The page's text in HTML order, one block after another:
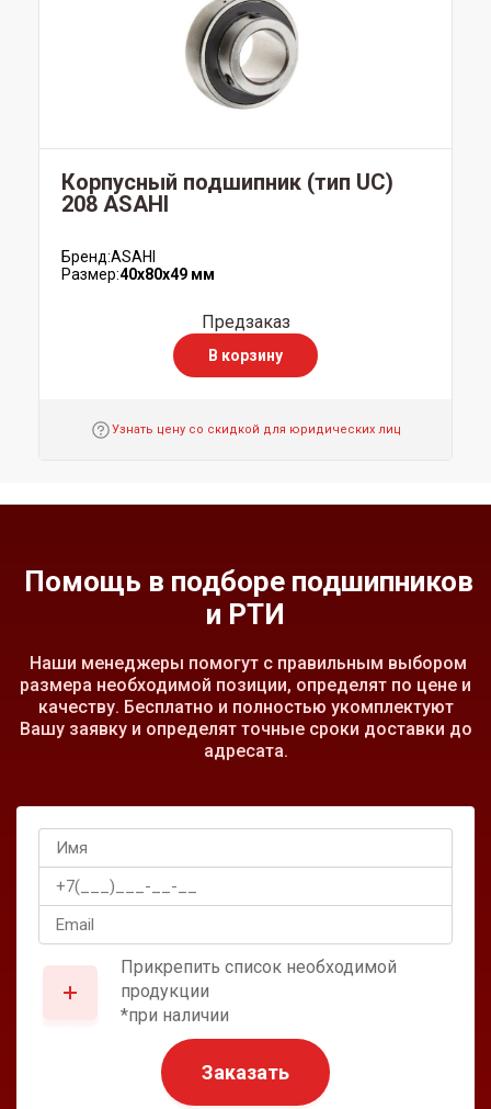
Корпусный подшипник (тип UC)
208 ASAHI
Бренд:ASAHI
Размер:40x80x49 мм
Предзаказ
В корзину
Узнать цену со скидкой для юридических лиц
Помощь в подборе подшипников
и РТИ
Наши менеджеры помогут с правильным выбором
размера необходимой позиции, определят по цене и
качеству. Бесплатно и полностью укомплектуют
Вашу заявку и определят точные сроки доставки до
адресата.
Прикрепить список необходимой
продукции
*при наличии
Заказать